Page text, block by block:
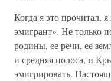
Когда я это прочитал,
эмигрант». Не только
родины, ее речи, ее
и средняя полоса, и
эмигрировать.